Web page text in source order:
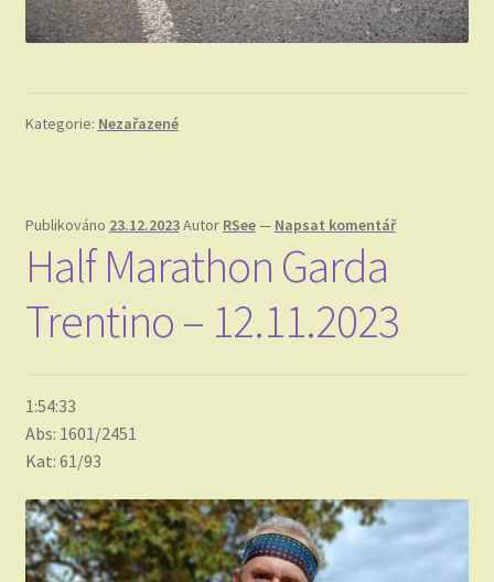
Kategorie: Nezařazené
Publikováno 23.12.2023Autor RSee— Napsat komentář
Half Marathon Garda
Trentino – 12.11.2023
1:54:33
Abs: 1601/2451
Kat: 61/93